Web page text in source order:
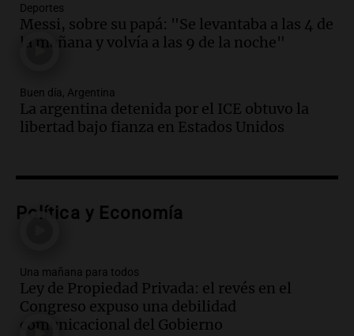
Episodios
Audio.Voluntarios limpiaron 9.000
Una mañana para todos
Episodios
Audio.La historia de la servilleta que
contrato de Leo con Barcelona
Episodios
Una mañana para todos
Episodios
Audio.El orgullo y el sueño argentino de
Deportes
Messi, sobre su papá: "Se levantaba a las 4 de
la mañana y volvía a las 9 de la noche"
Buen día, Argentina
La argentina detenida por el ICE obtuvo la
libertad bajo fianza en Estados Unidos
Política y Economía
Una mañana para todos
Ley de Propiedad Privada: el revés en el
Congreso expuso una debilidad
comunicacional del Gobierno